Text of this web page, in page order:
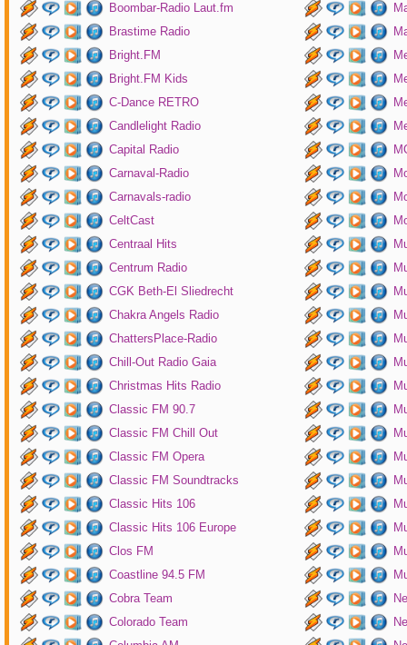
Boombar-Radio Laut.fm
Brastime Radio
Bright.FM
Bright.FM Kids
C-Dance RETRO
Candlelight Radio
Capital Radio
Carnaval-Radio
Carnavals-radio
CeltCast
Centraal Hits
Centrum Radio
CGK Beth-El Sliedrecht
Chakra Angels Radio
ChattersPlace-Radio
Chill-Out Radio Gaia
Christmas Hits Radio
Classic FM 90.7
Classic FM Chill Out
Classic FM Opera
Classic FM Soundtracks
Classic Hits 106
Classic Hits 106 Europe
Clos FM
Coastline 94.5 FM
Cobra Team
Colorado Team